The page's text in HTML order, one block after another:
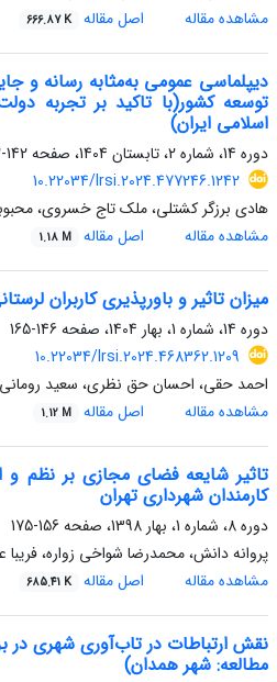
مشاهده مقاله
اصل مقاله 666.87 K
دیپلماسی عمومی به‌مثابه رسانه و
توسعه کشور(با تاکید بر تجربه
اسلامی ایران)
دوره 14، شماره 2، تابستان 1404، صفحه
142-162
10.22034/lrsi.2024.477246.1242
هادی برزگر کشتلی، ملک تاج خسروی،
مشاهده مقاله
اصل مقاله 1.18 M
میزان تاثیر و باورپذیری کاربران
دوره 14، شماره 1، بهار 1404، صفحه
146-165
10.22034/lrsi.2024.468362.1209
احمد حقی، احسان حق نظری، سعید رومانی
مشاهده مقاله
اصل مقاله 1.12 M
تاثیر شایعه فضای مجازی بر نظم و
کارمندان شهرداری تهران
دوره 8، شماره 1، بهار 1398، صفحه
156-175
پروانه دانش، محمدرضا شواخی زواره،
مشاهده مقاله
اصل مقاله 685.41 K
نقش ارتباطات در تاب‌آوری شهری در
مطالعه: شهر همدان)